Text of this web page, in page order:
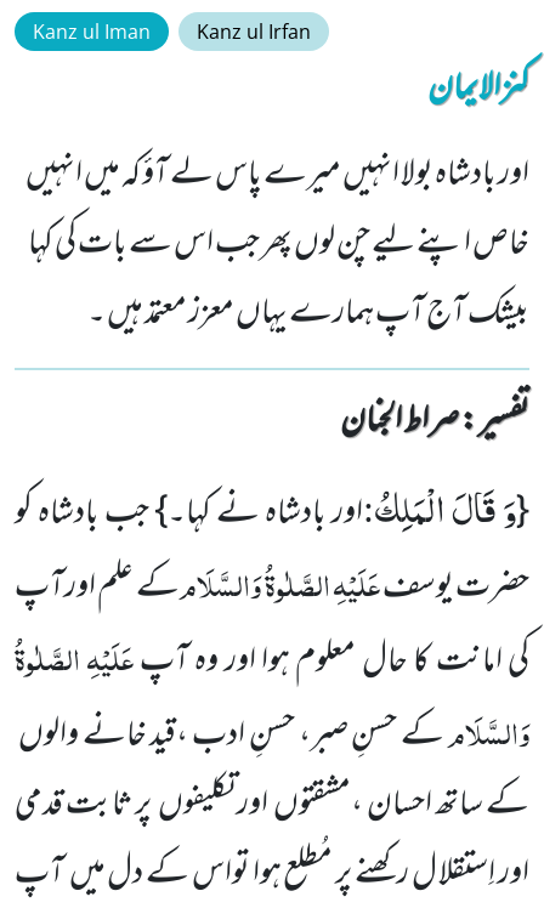
Kanz ul Iman Kanz ul Irfan
کنزالایمان
اور بادشاہ بولا انہیں میرے پاس لے آؤ کہ میں انہیں
خاص اپنے لیے چن لوں پھر جب اس سے بات کی کہا
بیشک آج آپ ہمارے یہاں معزز معتمد ہیں ۔
تفسیر : ‎صراط الجنان
{وَ قَالَ الْمَلِكُ:اور بادشاہ نے کہا۔} جب بادشاہ کو
حضرت یوسفعَلَیْہِ الصَّلٰوۃُ وَالسَّلَامکے علم اورآپ
کی امانت کا حال معلوم ہوا اور وہ آپعَلَیْہِ الصَّلٰوۃُ
وَالسَّلَامکے حسنِ صبر، حسنِ ادب ،قید خانے والوں
کے ساتھ احسان ،مشقتوںاور تکلیفوںپر ثابت قدمی
اور اِستقلا ل رکھنے پر مُطلع ہوا تواس کے دل میںآپ